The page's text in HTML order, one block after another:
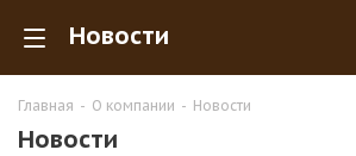
Новости
Главная - О компании - Новости
Новости